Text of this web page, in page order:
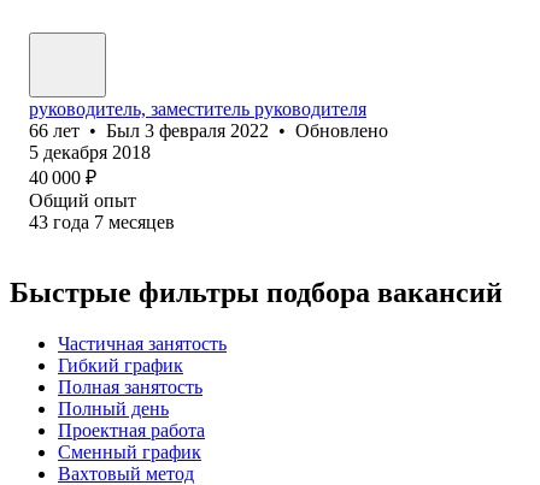
руководитель, заместитель руководителя
66 лет • Был 3 февраля 2022 • Обновлено
5 декабря 2018
40 000 ₽
Общий опыт
43 года 7 месяцев
Быстрые фильтры подбора вакансий
Частичная занятость
Гибкий график
Полная занятость
Полный день
Проектная работа
Сменный график
Вахтовый метод